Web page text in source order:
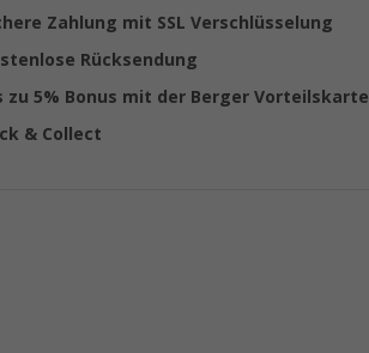
Zahlung mit SSL Verschlüsselung
Rücksendung
zu 5% Bonus mit der Berger Vorteilskarte
& Collect
USB-C